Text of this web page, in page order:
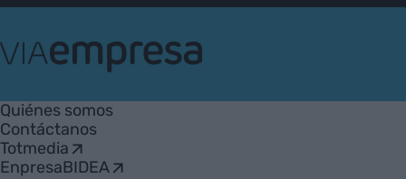
Empresa
Quiénes somos
Contáctanos
Totmedia
EnpresaBIDEA